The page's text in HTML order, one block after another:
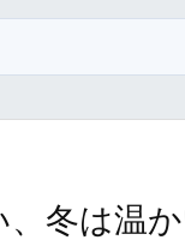
冬は温